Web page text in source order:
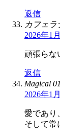
返信
カフェラ
2026年1
頑張らな
返信
Magical
2026年1
愛であり
そして常